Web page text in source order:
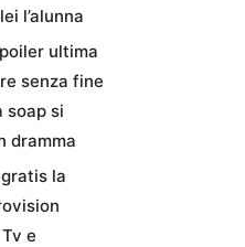
l’alunna
ultima
senza fine
soap si
dramma
la
e